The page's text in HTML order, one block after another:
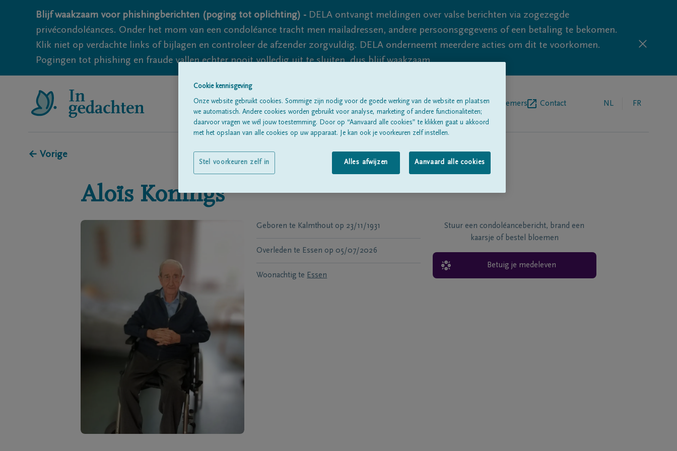
Blijf waakzaam voor phishingberichten (poging tot oplichting) - DELA ontvangt meldingen over valse berichten via zogezegde
privécondoléances. Onder het mom van een condoléance tracht men mailadressen, andere persoonsgegevens of een betaling te bekomen.
Klik niet op verdachte links of bijlagen en controleer de afzender zorgvuldig. DELA onderneemt meerdere acties om dit te voorkomen.
Pogingen tot phishing en fraude vallen echter nooit volledig uit te sluiten, dus blijf waakzaam.
Alle rouwberichtenOver onsBegrafenisondernemers Contact NL FR
← Vorige
Aloïs Konings
Geboren te Kalmthout op 23/11/1931
Overleden te Essen op 05/07/2026
Woonachtig te Essen
Stuur een condoléancebericht, brand een
kaarsje of bestel bloemen
Betuig je medeleven
Cookie kennisgeving
Onze website gebruikt cookies. Sommige zijn nodig voor de goede werking van de website en plaatsen
we automatisch. Andere cookies worden gebruikt voor analyse, marketing of andere functionaliteiten;
daarvoor vragen we wél jouw toestemming. Door op “Aanvaard alle cookies” te klikken gaat u akkoord
met het opslaan van alle cookies op uw apparaat. Je kan ook je voorkeuren zelf instellen.
Alles afwijzen Aanvaard alle cookies
Stel voorkeuren zelf in